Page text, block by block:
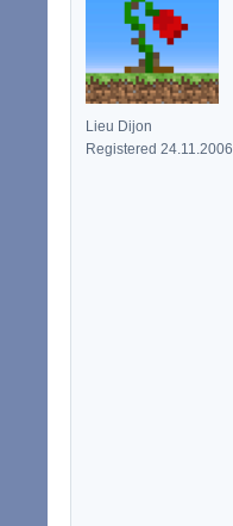
Lieu Dijon
Registered 24.11.2006